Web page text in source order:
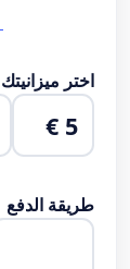
اختر ميزانيتك
5 €
طريقة الدفع